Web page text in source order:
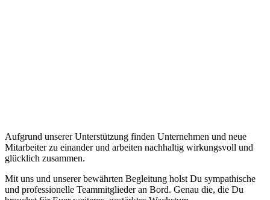
Aufgrund unserer Unterstützung finden Unternehmen und neue
Mitarbeiter zu einander und arbeiten nachhaltig wirkungsvoll und
glücklich zusammen.
Mit uns und unserer bewährten Begleitung holst Du sympathische
und professionelle Teammitglieder an Bord. Genau die, die Du